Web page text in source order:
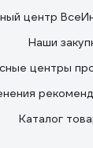
центр
Наши
центры
Каталог